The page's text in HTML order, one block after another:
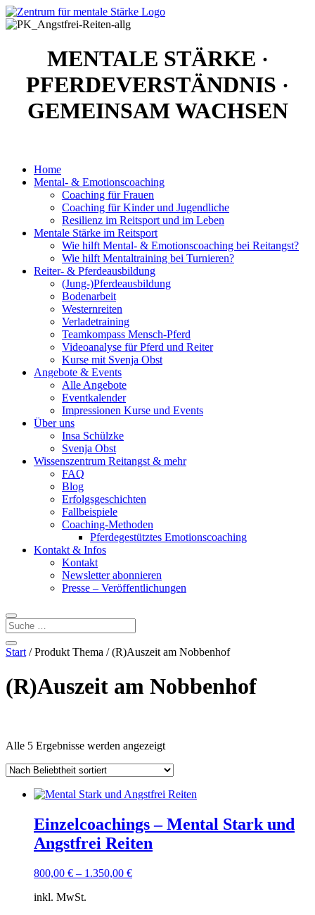
MENTALE STÄRKE ·
PFERDEVERSTÄNDNIS ·
GEMEINSAM WACHSEN
Home
Mental- & Emotionscoaching
Coaching für Frauen
Coaching für Kinder und Jugendliche
Resilienz im Reitsport und im Leben
Mentale Stärke im Reitsport
Wie hilft Mental- & Emotionscoaching bei Reitangst?
Wie hilft Mentaltraining bei Turnieren?
Reiter- & Pferdeausbildung
(Jung-)Pferdeausbildung
Bodenarbeit
Westernreiten
Verladetraining
Teamkompass Mensch-Pferd
Videoanalyse für Pferd und Reiter
Kurse mit Svenja Obst
Angebote & Events
Alle Angebote
Eventkalender
Impressionen Kurse und Events
Über uns
Insa Schülzke
Svenja Obst
Wissenszentrum Reitangst & mehr
FAQ
Blog
Erfolgsgeschichten
Fallbeispiele
Coaching-Methoden
Pferdegestütztes Emotionscoaching
Kontakt & Infos
Kontakt
Newsletter abonnieren
Presse – Veröffentlichungen
Start / Produkt Thema / (R)Auszeit am Nobbenhof
(R)Auszeit am Nobbenhof
welche Angebotsart?
welches Format?
welches Erfahrungsniveau?
welches Thema?
Filtern
Alle 5 Ergebnisse werden angezeigtNach
sortiert
Einzelcoachings – Mental Stark und
Angstfrei Reiten
800,00 € – 1.350,00 €
inkl. MwSt.